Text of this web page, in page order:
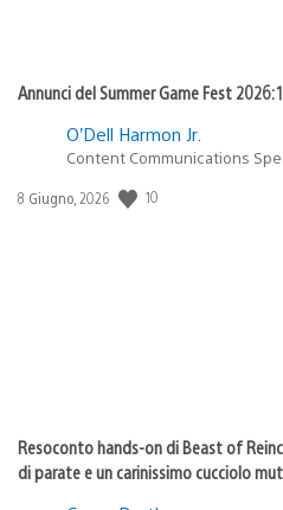
Annunci del Summer Game Fest 2026:
O’Dell Harmon Jr.
Content Communications
Data
8 Giugno, 2026 10
Resoconto hands-on di Beast of
di parate e un carinissimo cucciolo